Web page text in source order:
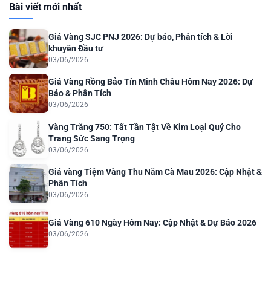
Bài viết mới nhất
Giá Vàng SJC PNJ 2026: Dự báo, Phân tích & Lời
khuyên Đầu tư
03/06/2026
Giá Vàng Rồng Bảo Tín Minh Châu Hôm Nay 2026: Dự
Báo & Phân Tích
03/06/2026
Vàng Trắng 750: Tất Tần Tật Về Kim Loại Quý Cho
Trang Sức Sang Trọng
03/06/2026
Giá vàng Tiệm Vàng Thu Năm Cà Mau 2026: Cập Nhật &
Phân Tích
03/06/2026
Giá Vàng 610 Ngày Hôm Nay: Cập Nhật & Dự Báo 2026
03/06/2026